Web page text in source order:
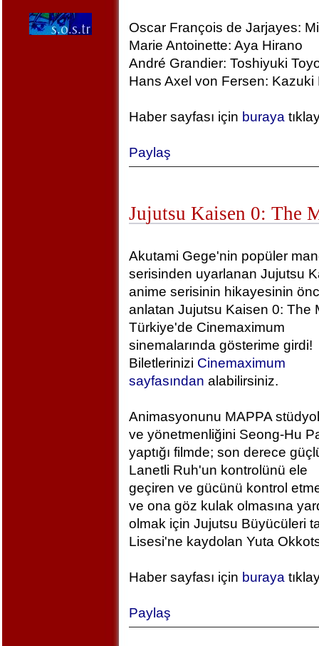
Oscar François de Jarjayes:
Marie Antoinette: Aya Hirano
André Grandier: Toshiyuki
Hans Axel von Fersen: Kazuki
Haber sayfası için buraya
Paylaş
Jujutsu Kaisen 0: The
Akutami Gege'nin popüler
serisinden uyarlanan Jujutsu
anime serisinin hikayesinin
anlatan Jujutsu Kaisen 0: The
Türkiye'de Cinemaximum
sinemalarında gösterime girdi!
Biletlerinizi Cinemaximum
sayfasından alabilirsiniz.
Animasyonunu MAPPA
ve yönetmenliğini Seong-Hu
yaptığı filmde; son derece
Lanetli Ruh'un kontrolünü ele
geçiren ve gücünü kontrol
ve ona göz kulak olmasına
olmak için Jujutsu Büyücüleri
Lisesi'ne kaydolan Yuta
Haber sayfası için buraya
Paylaş